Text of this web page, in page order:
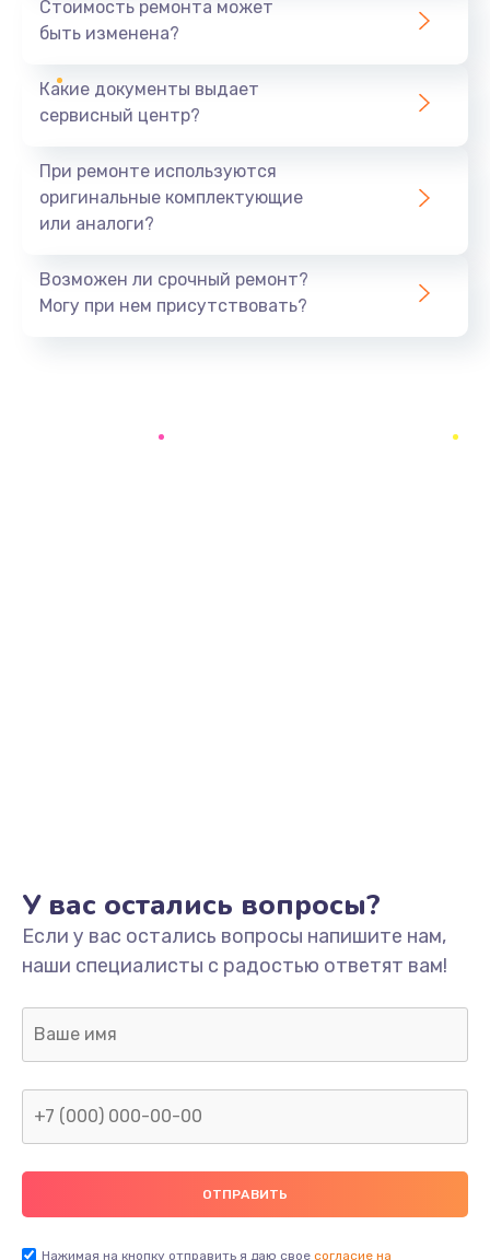
Замена разъёма наушников (гарнитуры)
Замена кнопок громкости
Заказать
Замена стекла
990 руб.
Заказать
Замена датчика приближения
890 руб.
Заказать
Стоимость ремонта может
быть изменена?
Какие документы выдает
сервисный центр?
При ремонте используются
оригинальные комплектующие
или аналоги?
Возможен ли срочный ремонт?
Могу при нем присутствовать?
У вас остались вопросы?
Если у вас остались вопросы напишите нам,
наши специалисты с радостью ответят вам!
Нажимая на кнопку отправить я даю свое согласие на